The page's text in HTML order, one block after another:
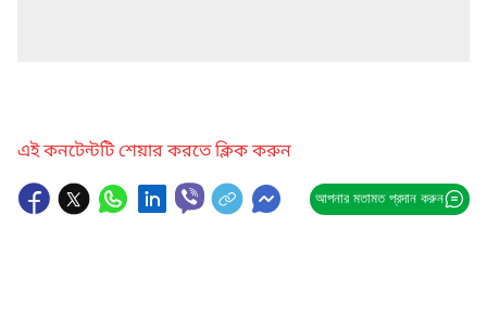
এই কনটেন্টটি শেয়ার করতে ক্লিক করুন
আপনার মতামত প্রদান করুন